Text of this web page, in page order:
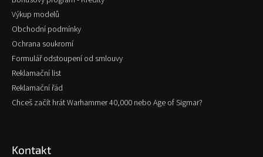
Výkup modelů
Obchodní podmínky
Ochrana soukromí
Formulář odstoupení od smlouvy
Reklamační list
Reklamační řád
Chceš začít hrát Warhammer 40,000 nebo Age of Sigmar?
Kontakt